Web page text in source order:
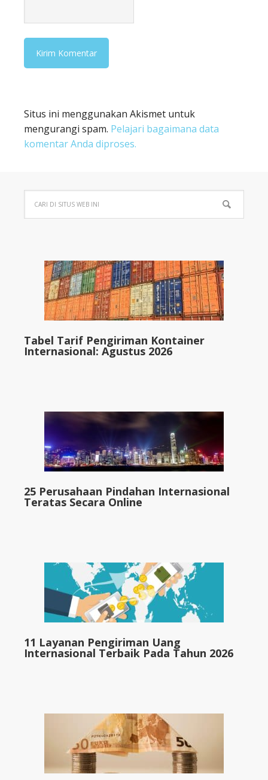
Situs ini menggunakan Akismet untuk
mengurangi spam. Pelajari bagaimana data
komentar Anda diproses.
Tabel Tarif Pengiriman Kontainer
Internasional: Agustus 2026
25 Perusahaan Pindahan Internasional
Teratas Secara Online
11 Layanan Pengiriman Uang
Internasional Terbaik Pada Tahun 2026